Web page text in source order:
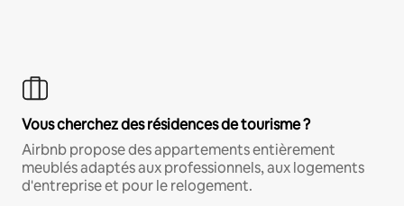
Vous cherchez des résidences de tourisme ?
Airbnb propose des appartements entièrement
meublés adaptés aux professionnels, aux logements
d'entreprise et pour le relogement.